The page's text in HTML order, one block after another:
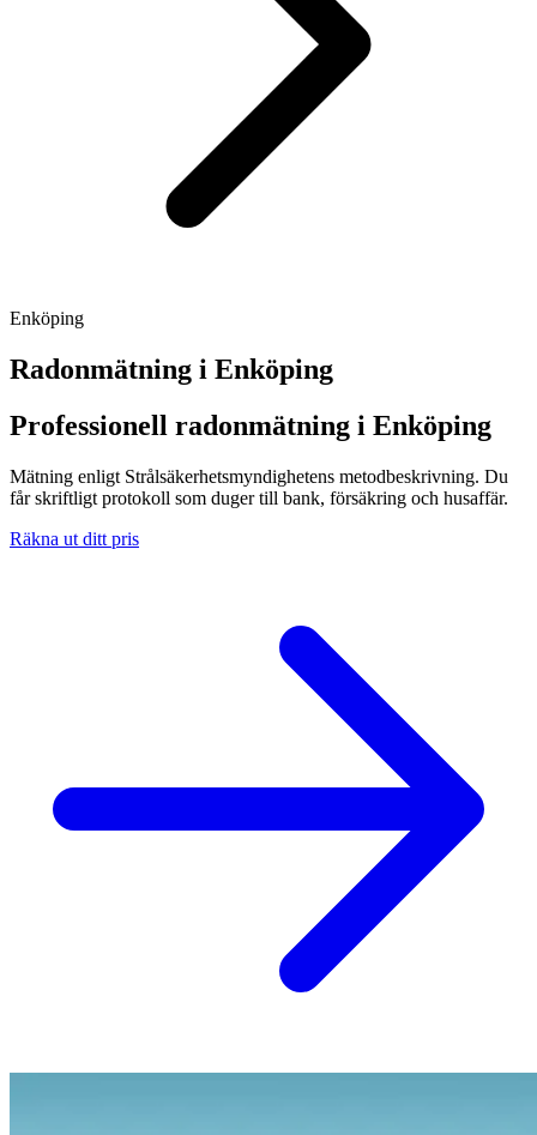
Enköping
Radonmätning i Enköping
Professionell radonmätning i Enköping
Mätning enligt Strålsäkerhetsmyndighetens metodbeskrivning. Du
får skriftligt protokoll som duger till bank, försäkring och husaffär.
Räkna ut ditt pris